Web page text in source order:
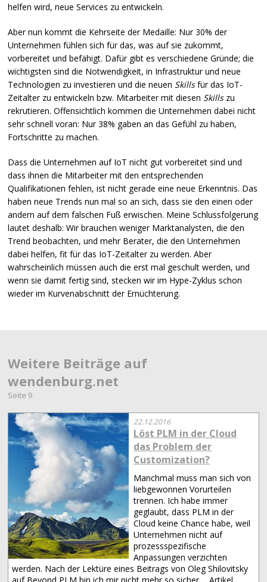
helfen wird, neue Services zu entwickeln.
Aber nun kommt die Kehrseite der Medaille: Nur 30% der
Unternehmen fühlen sich für das, was auf sie zukommt,
vorbereitet und befähigt. Dafür gibt es verschiedene Gründe; die
wichtigsten sind die Notwendigkeit, in Infrastruktur und neue
Technologien zu investieren und die neuen Skillsfür das IoT-
Zeitalter zu entwickeln bzw. Mitarbeiter mit diesen Skillszu
rekrutieren. Offensichtlich kommen die Unternehmen dabei nicht
sehr schnell voran: Nur 38% gaben an das Gefühl zu haben,
Fortschritte zu machen.
Dass die Unternehmen auf IoT nicht gut vorbereitet sind und
dass ihnen die Mitarbeiter mit den entsprechenden
Qualifikationen fehlen, ist nicht gerade eine neue Erkenntnis. Das
haben neue Trends nun mal so an sich, dass sie den einen oder
andern auf dem falschen Fuß erwischen. Meine Schlussfolgerung
lautet deshalb: Wir brauchen weniger Marktanalysten, die den
Trend beobachten, und mehr Berater, die den Unternehmen
dabei helfen, fit für das IoT-Zeitalter zu werden. Aber
wahrscheinlich müssen auch die erst mal geschult werden, und
wenn sie damit fertig sind, stecken wir im Hype-Zyklus schon
wieder im Kurvenabschnitt der Ernüchterung.
Weitere Beiträge auf
wendenburg.net
Seite 9
22.12.2016
Löst PLM in der Cloud
das Problem der
Customization?
Manchmal muss man sich von
liebgewonnen Vorurteilen
trennen. Ich habe immer
geglaubt, dass PLM in der
Cloud keine Chance habe, weil
Unternehmen nicht auf
prozessspezifische
Anpassungen verzichten
werden. Nach der Lektüre eines Beitrags von Oleg Shilovitsky